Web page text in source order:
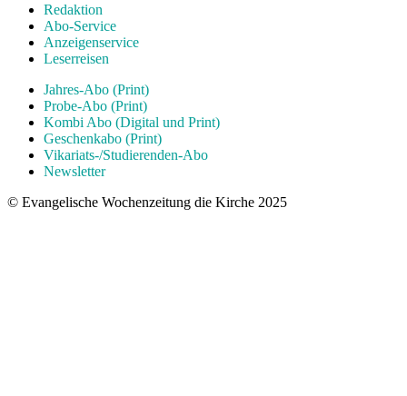
Redaktion
Abo-Service
Anzeigenservice
Leserreisen
Jahres-Abo (Print)
Probe-Abo (Print)
Kombi Abo (Digital und Print)
Geschenkabo (Print)
Vikariats-/Studierenden-Abo
Newsletter
© Evangelische Wochenzeitung die Kirche 2025